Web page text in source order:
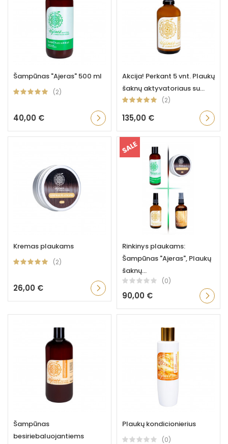
Šampūnas "Ajeras" 500 ml
(2)
40,00 €
Akcija! Perkant 5 vnt. Plaukų
šaknų aktyvatoriaus su...
(2)
135,00 €
Kremas plaukams
(2)
26,00 €
Rinkinys plaukams:
Šampūnas "Ajeras", Plaukų
šaknų...
(0)
90,00 €
Šampūnas
besiriebaluojantiems
Plaukų kondicionierius
(0)